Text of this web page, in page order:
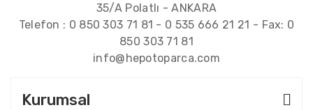
35/A Polatlı - ANKARA
Telefon : 0 850 303 71 81 - 0 535 666 21 21 - Fax: 0
850 303 71 81
info@hepotoparca.com
Kurumsal